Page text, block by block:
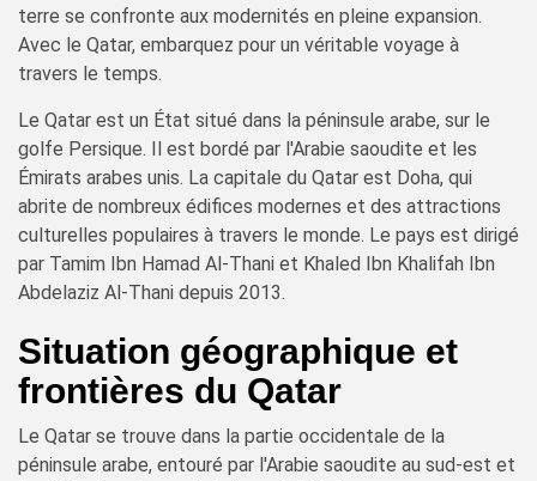
terre se confronte aux modernités en pleine expansion.
Avec le Qatar, embarquez pour un véritable voyage à
travers le temps.
Le Qatar est un État situé dans la péninsule arabe, sur le
golfe Persique. Il est bordé par l'Arabie saoudite et les
Émirats arabes unis. La capitale du Qatar est Doha, qui
abrite de nombreux édifices modernes et des attractions
culturelles populaires à travers le monde. Le pays est dirigé
par Tamim Ibn Hamad Al-Thani et Khaled Ibn Khalifah Ibn
Abdelaziz Al-Thani depuis 2013.
Situation géographique et
frontières du Qatar
Le Qatar se trouve dans la partie occidentale de la
péninsule arabe, entouré par l'Arabie saoudite au sud-est et